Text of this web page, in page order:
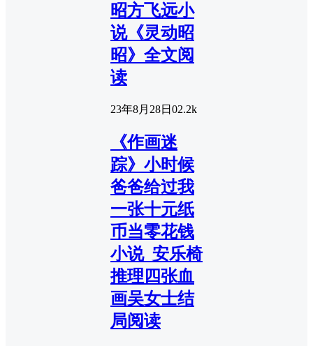
昭方飞远小
说《灵动昭
昭》全文阅
读
23年8月28日 02.2k
《作画迷
踪》小时候
爸爸给过我
一张十元纸
币当零花钱
小说_安乐椅
推理四张血
画吴女士结
局阅读